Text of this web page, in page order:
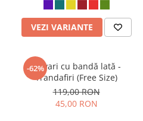
VEZI VARIANTE
-62%
Șalvari cu bandă lată -
Trandafiri (Free Size)
119,00 RON
45,00 RON